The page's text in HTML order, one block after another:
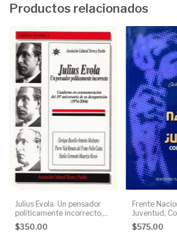
Productos relacionados
Julius Evola. Un pensador
políticamente incorrecto,
AA. VV.
$350.00
Frente
Juventud,
Amanecer
$575.00